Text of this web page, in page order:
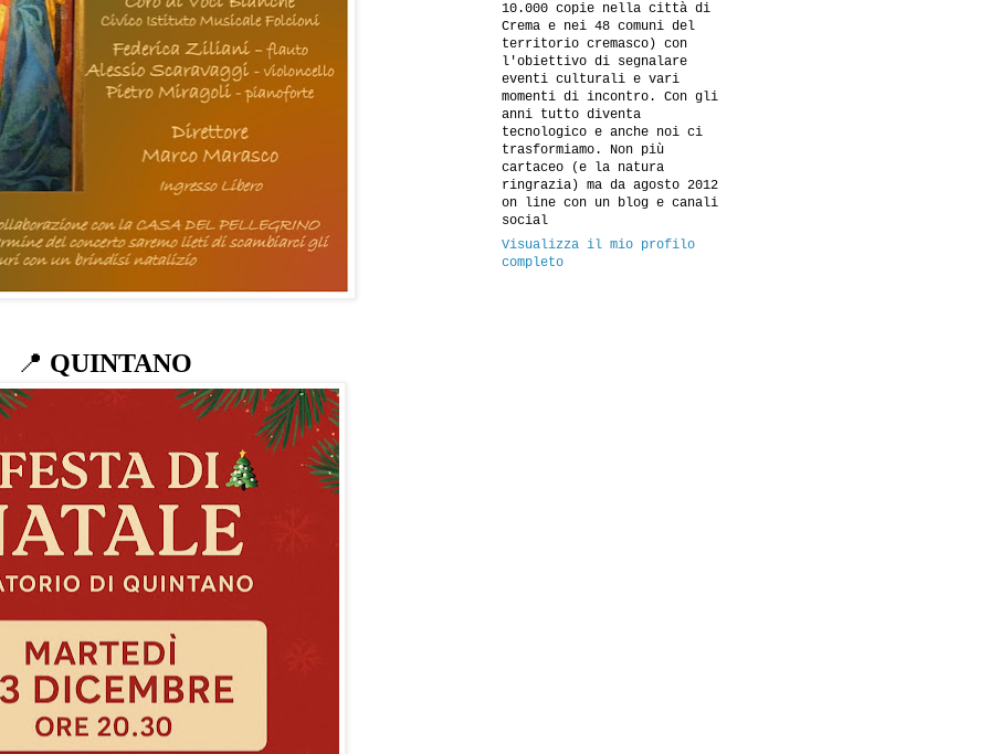
📍 QUINTANO
10.000 copie nella città di
Crema e nei 48 comuni del
territorio cremasco) con
l'obiettivo di segnalare
eventi culturali e vari
momenti di incontro. Con gli
anni tutto diventa
tecnologico e anche noi ci
trasformiamo. Non più
cartaceo (e la natura
ringrazia) ma da agosto 2012
on line con un blog e canali
social
Visualizza il mio profilo
completo